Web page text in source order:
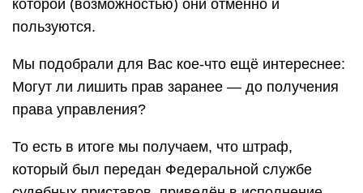
которой (возможностью) они отменно и
пользуются.
Мы подобрали для Вас кое-что ещё интереснее:
Могут ли лишить прав заранее — до получения
права управления?
То есть в итоге мы получаем, что штраф,
который был передан Федеральной службе